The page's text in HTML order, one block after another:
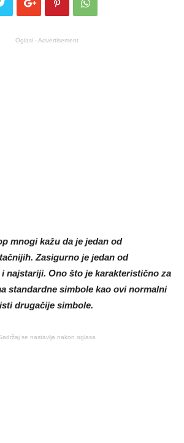
Oglasi - Advertisement
mnogi kažu da je jedan od
Zasigurno je jedan od
najstariji. Ono što je karakteristično za
standardne simbole kao ovi normalni
drugačije simbole.
se nastavlja nakon oglasa